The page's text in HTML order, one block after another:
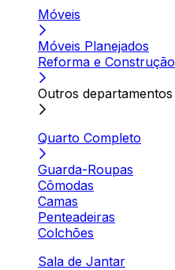
Móveis
Móveis Planejados
Reforma e Construção
Outros departamentos
Quarto Completo
Guarda-Roupas
Cômodas
Camas
Penteadeiras
Colchões
Sala de Jantar